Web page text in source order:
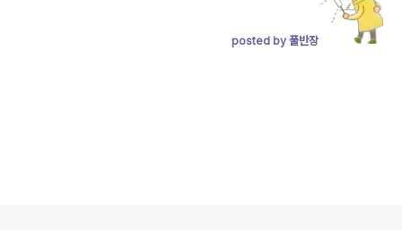
posted by 풀반장